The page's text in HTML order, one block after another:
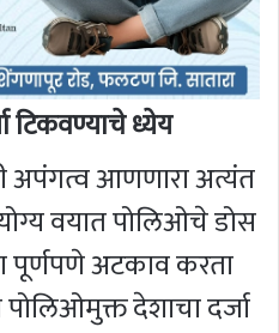
टिकवण्याचे ध्येय
अपंगत्व आणणारा अत्यंत
वयात पोलिओचे डोस
पूर्णपणे अटकाव करता
देशाचा दर्जा